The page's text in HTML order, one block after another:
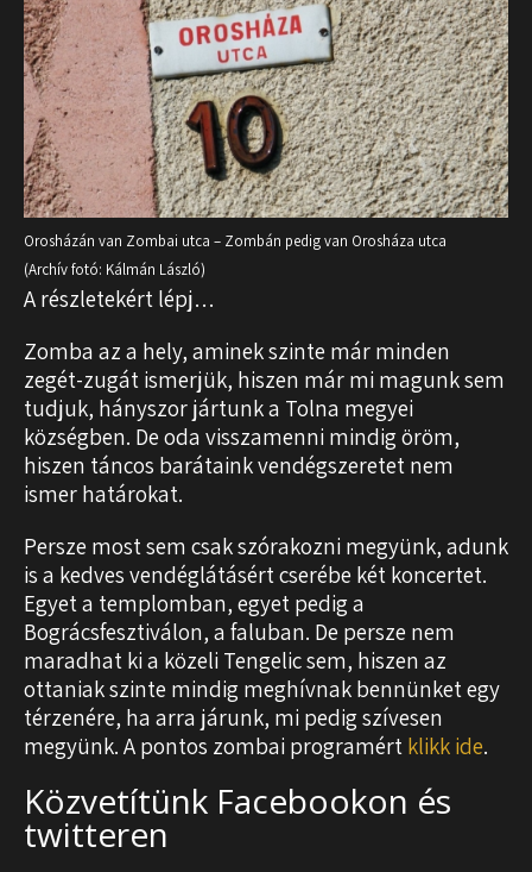
Orosházán van Zombai utca – Zombán pedig van Orosháza utca
(Archív fotó: Kálmán László)
A részletekért lépj…
Zomba az a hely, aminek szinte már minden
zegét-zugát ismerjük, hiszen már mi magunk sem
tudjuk, hányszor jártunk a Tolna megyei
községben. De oda visszamenni mindig öröm,
hiszen táncos barátaink vendégszeretet nem
ismer határokat.
Persze most sem csak szórakozni megyünk, adunk
is a kedves vendéglátásért cserébe két koncertet.
Egyet a templomban, egyet pedig a
Bográcsfesztiválon, a faluban. De persze nem
maradhat ki a közeli Tengelic sem, hiszen az
ottaniak szinte mindig meghívnak bennünket egy
térzenére, ha arra járunk, mi pedig szívesen
megyünk. A pontos zombai programért klikk ide.
Közvetítünk Facebookon és
twitteren